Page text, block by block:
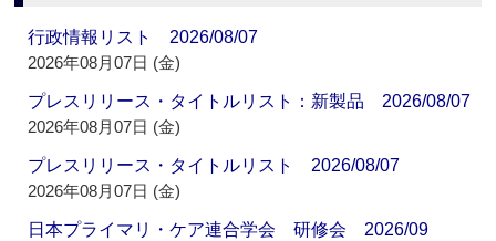
行政情報リスト 2026/08/07
2026年08月07日 (金)
プレスリリース・タイトルリスト：新製品 2026/08/07
2026年08月07日 (金)
プレスリリース・タイトルリスト 2026/08/07
2026年08月07日 (金)
日本プライマリ・ケア連合学会 研修会 2026/09